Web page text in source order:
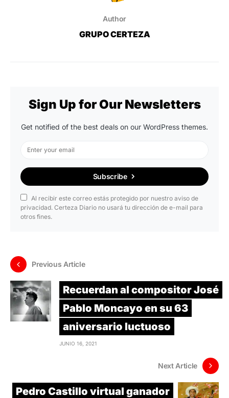
Author
GRUPO CERTEZA
Sign Up for Our Newsletters
Get notified of the best deals on our WordPress themes.
Subscribe
Al recibir este correo estás protegido por nuestro aviso de
privacidad. Certeza Diario no usará tu dirección de e-mail para
otros fines.
Previous Article
Recuerdan al compositor José
Pablo Moncayo en su 63
aniversario luctuoso
JUNIO 16, 2021
Next Article
Pedro Castillo virtual ganador